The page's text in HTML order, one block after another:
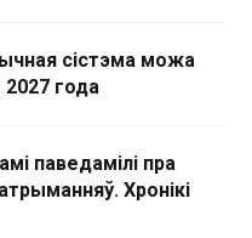
сістэма можа
года
паведамілі пра
Хронікі